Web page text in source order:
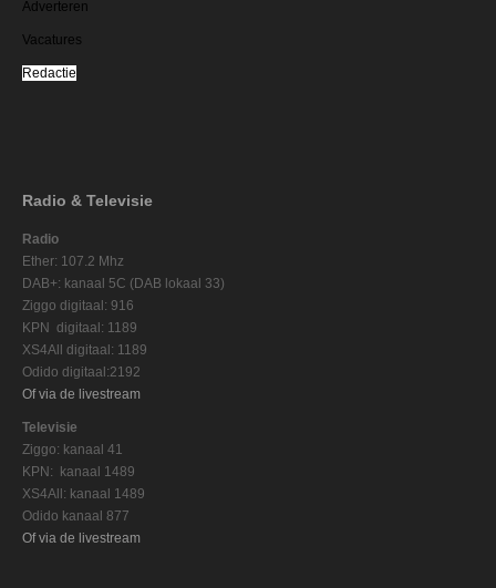
Adverteren
Vacatures
Redactie
Radio & Televisie
Radio
Ether: 107.2 Mhz
DAB+: kanaal 5C (DAB lokaal 33)
Ziggo digitaal: 916
KPN digitaal: 1189
XS4All digitaal: 1189
Odido digitaal:2192
Of via de livestream
Televisie
Ziggo: kanaal 41
KPN: kanaal 1489
XS4All: kanaal 1489
Odido kanaal 877
Of via de livestream